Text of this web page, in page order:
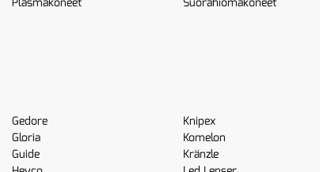
Gedore
Gloria
Guide
Knipex
Komelon
Kränzle